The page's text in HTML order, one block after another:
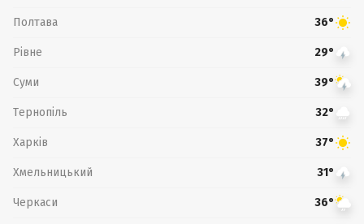
Полтава 36°
Рівне 29°
Суми 39°
Тернопіль 32°
Харків 37°
Хмельницький 31°
Черкаси 36°